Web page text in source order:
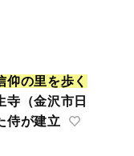
仰の里を歩 く
（金沢市日
侍が建立